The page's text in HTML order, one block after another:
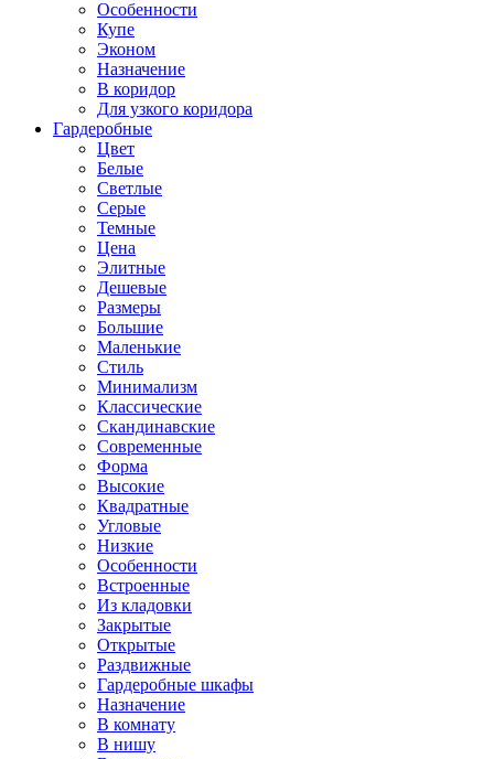
Особенности
Купе
Эконом
Назначение
В коридор
Для узкого коридора
Гардеробные
Цвет
Белые
Светлые
Серые
Темные
Цена
Элитные
Дешевые
Размеры
Большие
Маленькие
Стиль
Минимализм
Классические
Скандинавские
Современные
Форма
Высокие
Квадратные
Угловые
Низкие
Особенности
Встроенные
Из кладовки
Закрытые
Открытые
Раздвижные
Гардеробные шкафы
Назначение
В комнату
В нишу